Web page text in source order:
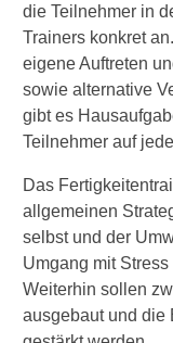
die Teilnehmer in
Trainers konkret
eigene Auftreten
sowie alternative
gibt es
Teilnehmer auf
Das
allgemeinen
selbst und der
Umgang mit
Weiterhin sollen
ausgebaut und die